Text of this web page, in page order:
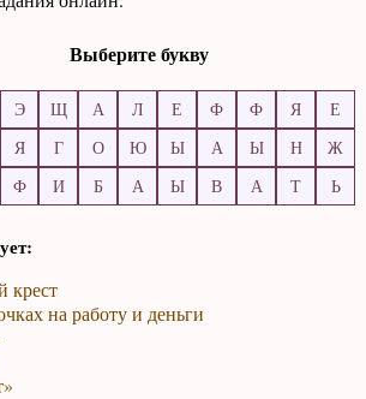
Выберите букву
Н Ф И А П К П Э
Ь
Ч Я И Х О Р Р У
Х
Ы М Ъ Ж Б Ж Х Х С
крест
на работу и деньги